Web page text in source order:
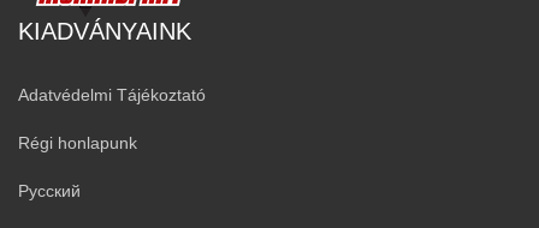
KIADVÁNYAINK
Adatvédelmi Tájékoztató
Régi honlapunk
Русский